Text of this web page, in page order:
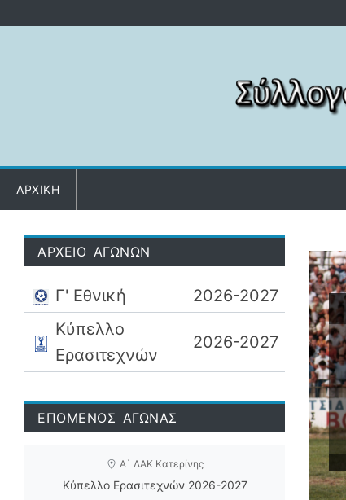
ΑΡΧΙΚΗ
ΑΡΧΕΙΟ ΑΓΩΝΩΝ
Γ' Εθνική
2026-2027
Κύπελλο
Ερασιτεχνών
2026-2027
ΕΠΟΜΕΝΟΣ ΑΓΩΝΑΣ
Α` ΔΑΚ Κατερίνης
Κύπελλο Ερασιτεχνών 2026-2027